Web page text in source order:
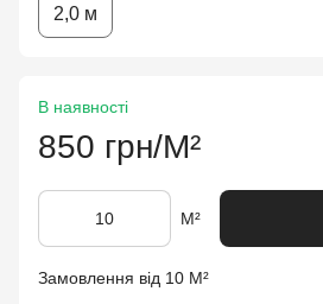
2,0 м
В наявності
850 грн/М²
М²
Замовлення від 10 М²